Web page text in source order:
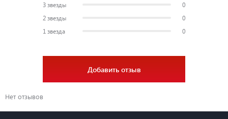
3 звезды
0
2 звезды
0
1 звезда
0
Добавить отзыв
Нет отзывов